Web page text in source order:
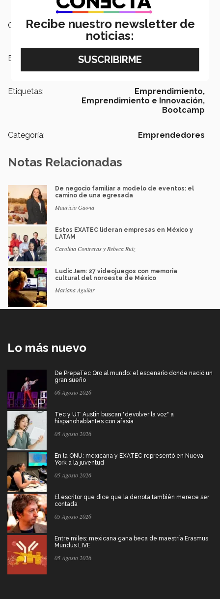
Campus: Querétaro
Escuelas:
Etiquetas:
Emprendimiento,
Emprendimiento e Innovación,
Bootcamp
Categoría: Emprendedores
Notas Relacionadas
De negocio familiar a modelo de eventos: el
camino de una egresada
Mauricio Gaona
Estos EXATEC lideran empresas en México y
LATAM
Carolina Contreras y Rebeca Ruiz
Ludic Jam: 27 videojuegos con memoria
cultural del noroeste de México
Mariana Aguilar
Lo más nuevo
De PrepaTec Qro al mundo: el escenario donde nació un
gran sueño
06 Agosto 2026
Tec y UT Austin buscan "devolver la voz" a
hispanohablantes con afasia
05 Agosto 2026
En la ONU: mexicana y EXATEC representó en Nueva
York a la juventud
05 Agosto 2026
El escritor que dice que la derrota también merece ser
contada
05 Agosto 2026
Entre miles: mexicana gana beca de maestría Erasmus
Mundus LIVE
05 Agosto 2026
Recibe nuestro newsletter de
noticias: